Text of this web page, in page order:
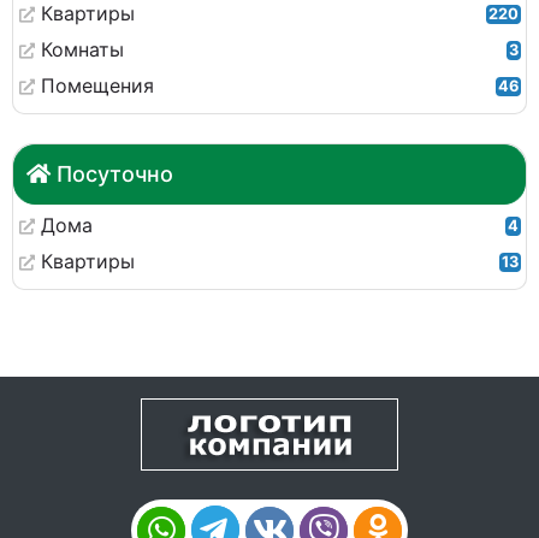
Квартиры 220
Комнаты 3
Помещения 46
Посуточно
Дома 4
Квартиры 13